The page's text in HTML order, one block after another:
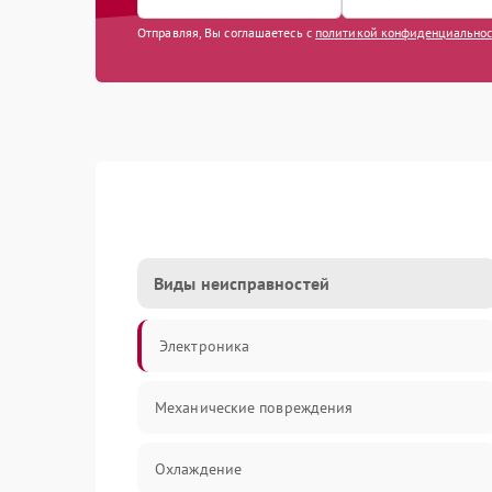
Отправляя, Вы соглашаетесь с политикой
Виды неисправностей
Электроника
Механические повреждения
Охлаждение